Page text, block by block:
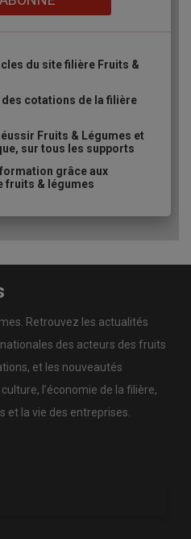
du site filière Fruits &
des cotations de la filière
Fruits & Légumes et
sur tous les supports
grâce aux
fruits & légumes
Retrouvez les actualités
des acteurs des fruits
et les nouveautés
l’économie de la filière,
et la vie des entreprises.